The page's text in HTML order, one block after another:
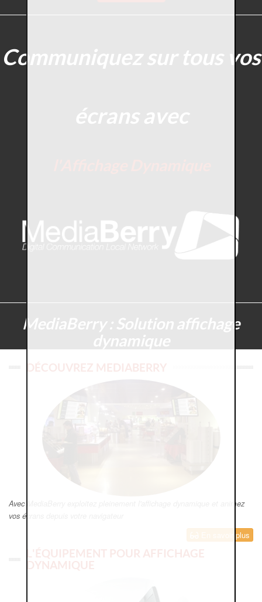
Communiquez sur tous vos
MediaBerry : Solution affichage
DÉCOUVREZ MEDIABERRY
Avec MediaBerry exploitez pleinement l'affichage dynamique et animez
vos écrans depuis votre navigateur
En savoir plus
L'ÉQUIPEMENT POUR AFFICHAGE
DYNAMIQUE